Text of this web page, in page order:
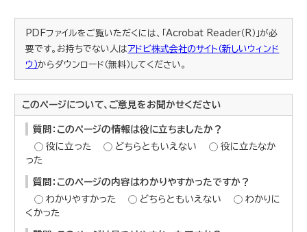
PDFファイルをご覧いただくには、「Acrobat Reader（R）」が必
要です。お持ちでない人はアドビ株式会社のサイト（新しいウィンド
ウ）からダウンロード（無料）してください。
このページについて、ご意見をお聞かせください
質問：このページの情報は役に立ちましたか？
役に立った
どちらともいえない
役に立たなか
った
質問：このページの内容はわかりやすかったですか？
わかりやすかった
どちらともいえない
わかりに
くかった